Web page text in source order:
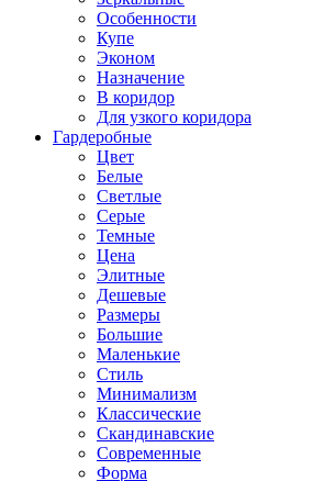
Особенности
Купе
Эконом
Назначение
В коридор
Для узкого коридора
Гардеробные
Цвет
Белые
Светлые
Серые
Темные
Цена
Элитные
Дешевые
Размеры
Большие
Маленькие
Стиль
Минимализм
Классические
Скандинавские
Современные
Форма